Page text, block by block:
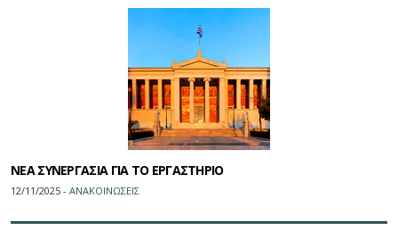
ΝΕΑ ΣΥΝΕΡΓΑΣΙΑ ΓΙΑ ΤΟ ΕΡΓΑΣΤΗΡΙΟ
12/11/2025 - ΑΝΑΚΟΙΝΩΣΕΙΣ